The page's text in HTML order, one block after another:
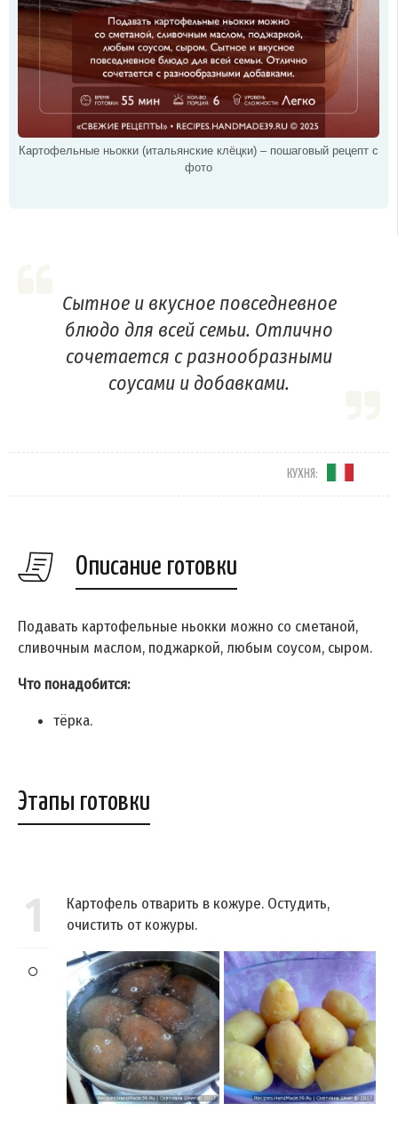
Картофельные ньокки (итальянские клёцки) – пошаговый рецепт с
фото
Сытное и вкусное повседневное
блюдо для всей семьи. Отлично
сочетается с разнообразными
соусами и добавками.
КУХНЯ:
Описание готовки
Подавать картофельные ньокки можно со сметаной,
сливочным маслом, поджаркой, любым соусом, сыром.
Что понадобится:
тёрка.
Этапы готовки
1
Картофель отварить в кожуре. Остудить,
очистить от кожуры.